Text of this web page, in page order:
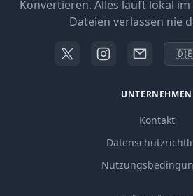
Konvertieren. Alles läuft lokal
Dateien verlassen nie
UNTERNEHMEN
Kontakt